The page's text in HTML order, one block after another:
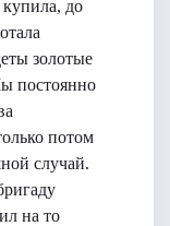
купила, до
золотые
постоянно
потом
случай.
на то